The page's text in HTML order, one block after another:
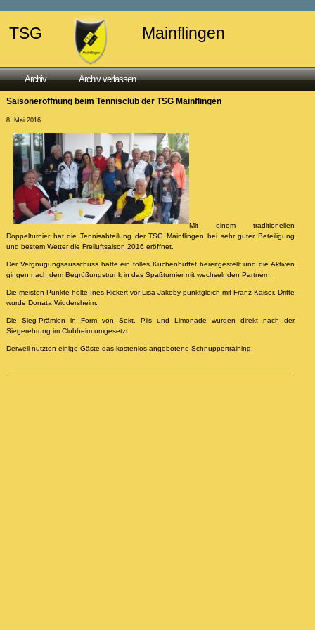
TSG Mainflingen
Archiv Archiv verlassen
Saisoneröffnung beim Tennisclub der TSG Mainflingen
8. Mai 2016
Mit einem traditionellen
Doppelturnier hat die Tennisabteilung der TSG Mainflingen bei sehr guter Beteiligung
und bestem Wetter die Freiluftsaison 2016 eröffnet.
Der Vergnügungsausschuss hatte ein tolles Kuchenbuffet bereitgestellt und die Aktiven
gingen nach dem Begrüßungstrunk in das Spaßturnier mit wechselnden Partnern.
Die meisten Punkte holte Ines Rickert vor Lisa Jakoby punktgleich mit Franz Kaiser. Dritte
wurde Donata Widdersheim.
Die Sieg-Prämien in Form von Sekt, Pils und Limonade wurden direkt nach der
Siegerehrung im Clubheim umgesetzt.
Derweil nutzten einige Gäste das kostenlos angebotene Schnuppertraining.